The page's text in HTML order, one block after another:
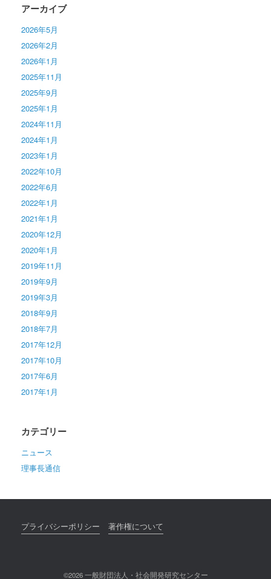
アーカイブ
2026年5月
2026年2月
2026年1月
2025年11月
2025年9月
2025年1月
2024年11月
2024年1月
2023年1月
2022年10月
2022年6月
2022年1月
2021年1月
2020年12月
2020年1月
2019年11月
2019年9月
2019年3月
2018年9月
2018年7月
2017年12月
2017年10月
2017年6月
2017年1月
カテゴリー
ニュース
理事長通信
プライバシーポリシー 著作権について
©2026 一般財団法人・社会開発研究センター